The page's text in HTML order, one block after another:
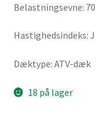
Belastningsevne: 70
Hastighedsindeks: J
Dæktype: ATV-dæk
18 på lager